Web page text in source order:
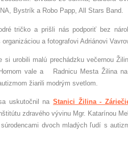
Bystrík a Robo Papp, All Stars Band.
tričko a prišli nás podporiť bez
a fotografovi Adriánovi
urobili malú prechádzku večernou
vale a Radnicu Mesta Žilina
žiarili modrým svetlom.
uskutočnil na Stanici Žilina -
zdravého vývinu Mgr. Katarínou
dvoch mladých ľudí s